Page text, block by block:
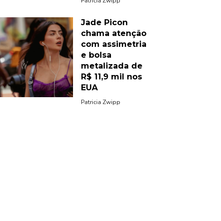
Jade Picon
chama atenção
com assimetria
e bolsa
metalizada de
R$ 11,9 mil nos
EUA
Patricia Zwipp